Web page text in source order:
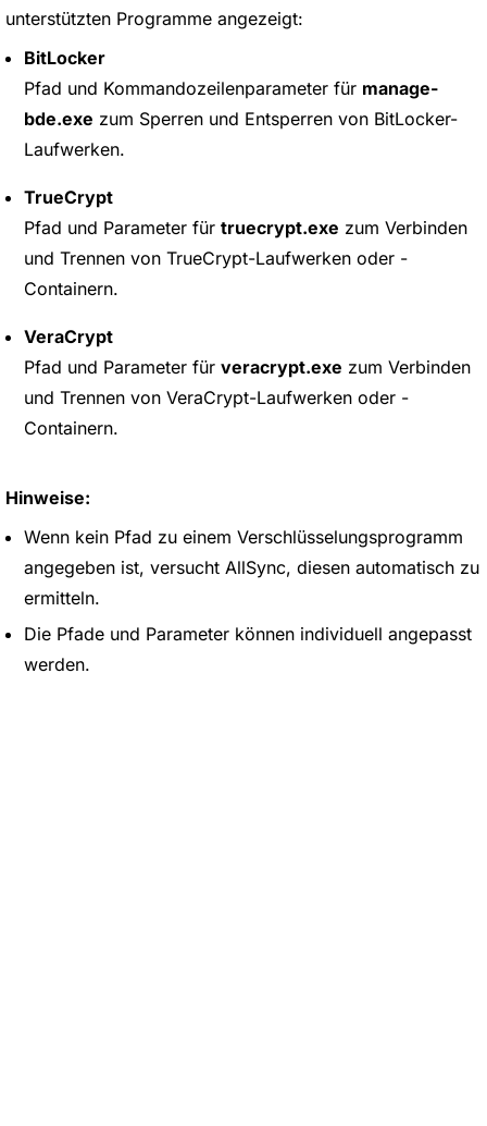
unterstützten Programme angezeigt:
BitLocker
Pfad und Kommandozeilenparameter für manage-
bde.exe zum Sperren und Entsperren von BitLocker-
Laufwerken.
TrueCrypt
Pfad und Parameter für truecrypt.exe zum Verbinden
und Trennen von TrueCrypt-Laufwerken oder -
Containern.
VeraCrypt
Pfad und Parameter für veracrypt.exe zum Verbinden
und Trennen von VeraCrypt-Laufwerken oder -
Containern.
Hinweise:
Wenn kein Pfad zu einem Verschlüsselungsprogramm
angegeben ist, versucht AllSync, diesen automatisch zu
ermitteln.
Die Pfade und Parameter können individuell angepasst
werden.